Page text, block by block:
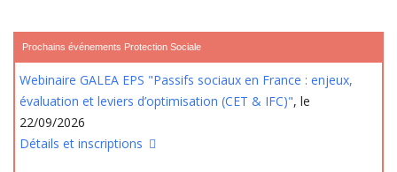
Prochains événements Protection Sociale
Webinaire GALEA EPS "Passifs sociaux en France : enjeux,
évaluation et leviers d’optimisation (CET & IFC)", le
22/09/2026
Détails et inscriptions